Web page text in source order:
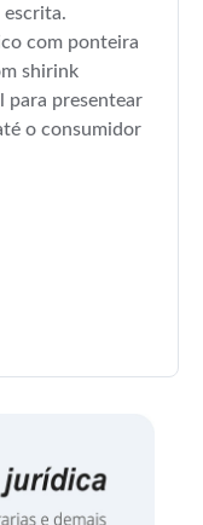
escrita.
com ponteira
shirink
para presentear
o consumidor